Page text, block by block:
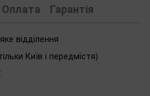
Оплата Гарантія
відділення
Київ і передмістя)
: